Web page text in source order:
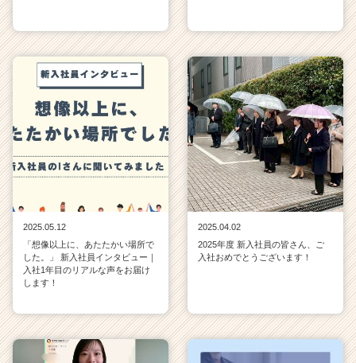
2025.05.12
「想像以上に、あたたかい場所で
した。」 新入社員インタビュー｜
入社1年目のリアルな声をお届け
します！
2025.04.02
2025年度 新入社員の皆さん、ご
入社おめでとうございます！